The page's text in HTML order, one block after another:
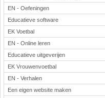
EN - Oefeningen
Educatieve software
EK Voetbal
EN - Online leren
Educatieve uitgeverijen
EK Vrouwenvoetbal
EN - Verhalen
Een eigen website maken